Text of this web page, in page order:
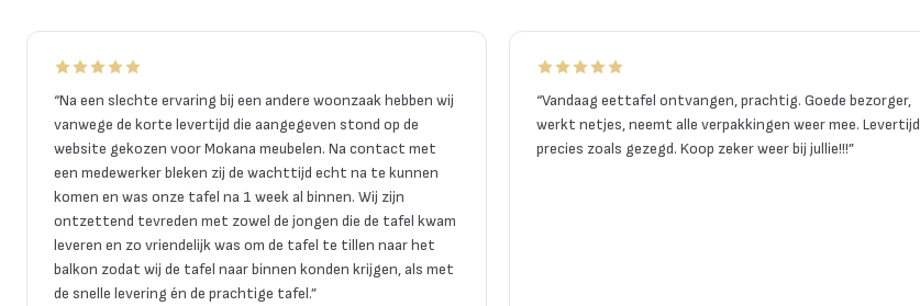
“Na een slechte ervaring bij een andere woonzaak hebben wij
vanwege de korte levertijd die aangegeven stond op de
website gekozen voor Mokana meubelen. Na contact met
een medewerker bleken zij de wachttijd echt na te kunnen
komen en was onze tafel na 1 week al binnen. Wij zijn
ontzettend tevreden met zowel de jongen die de tafel kwam
leveren en zo vriendelijk was om de tafel te tillen naar het
balkon zodat wij de tafel naar binnen konden krijgen, als met
de snelle levering én de prachtige tafel.”
“Vandaag eettafel ontvangen, prachtig. Goede bezorger,
werkt netjes, neemt alle verpakkingen weer mee. Levertijd
precies zoals gezegd. Koop zeker weer bij jullie!!!”